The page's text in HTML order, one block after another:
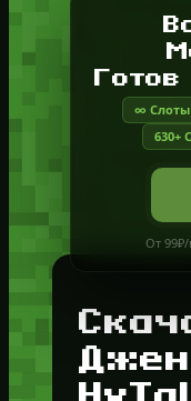
Готов
∞ Слоты
630+
От 99₽/